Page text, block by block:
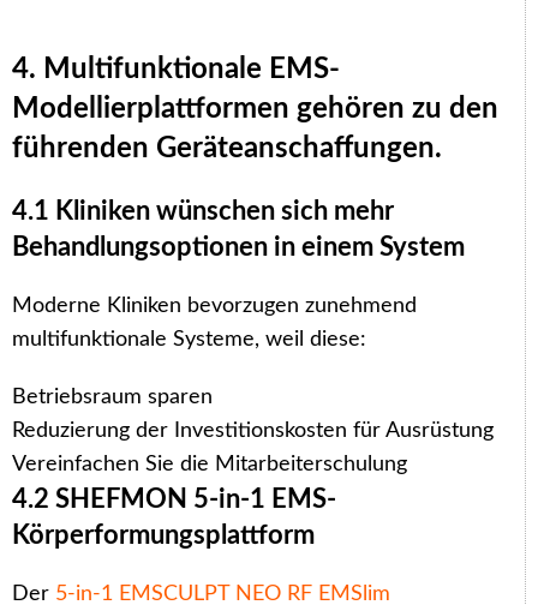
4. Multifunktionale EMS-
Modellierplattformen gehören zu den
führenden Geräteanschaffungen.
4.1 Kliniken wünschen sich mehr
Behandlungsoptionen in einem System
Moderne Kliniken bevorzugen zunehmend
multifunktionale Systeme, weil diese:
Betriebsraum sparen
Reduzierung der Investitionskosten für Ausrüstung
Vereinfachen Sie die Mitarbeiterschulung
4.2 SHEFMON 5-in-1 EMS-
Körperformungsplattform
Der 5-in-1 EMSCULPT NEO RF EMSlim